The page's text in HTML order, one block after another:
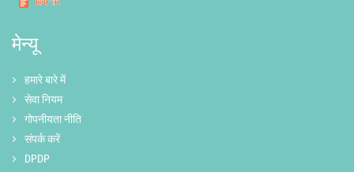
मेन्यू
हमारे बारे में
सेवा नियम
गोपनीयता नीति
संपर्क करें
DPDP